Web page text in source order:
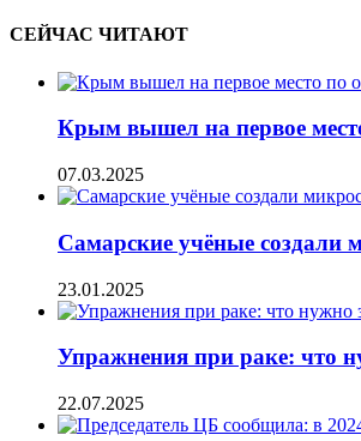
СЕЙЧАС ЧИТАЮТ
Крым вышел на первое
07.03.2025
Самарские учёные создали
23.01.2025
Упражнения при раке: что
22.07.2025